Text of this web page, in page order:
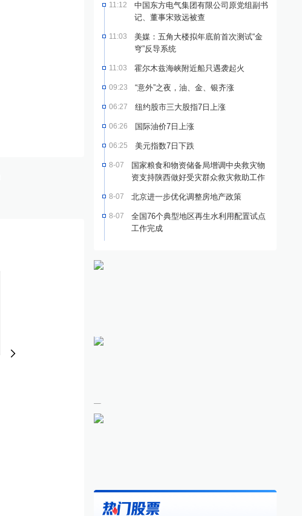
11:12
中国东方电气集团有限公司原党组副书
记、董事宋致远被查
11:03
美媒：五角大楼拟年底前首次测试“金
穹”反导系统
11:03 霍尔木兹海峡附近船只遇袭起火
09:23 “意外”之夜，油、金、银齐涨
06:27 纽约股市三大股指7日上涨
06:26 国际油价7日上涨
06:25 美元指数7日下跌
8-07
国家粮食和物资储备局增调中央救灾物
资支持陕西做好受灾群众救灾救助工作
8-07 北京进一步优化调整房地产政策
8-07
全国76个典型地区再生水利用配置试点
工作完成